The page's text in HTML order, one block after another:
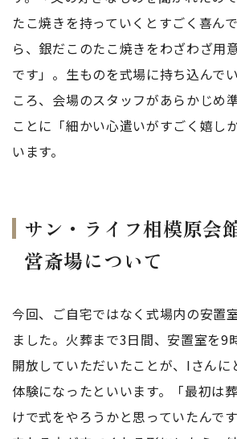
たこ焼きを持っていくとすごく喜ん
ら、銀だこのたこ焼きをわざわざ用
です」。生ものを式場に持ち込んで
ころ、会場のスタッフがあらかじめ
ことに「細かい心遣いがすごく嬉し
います。
サン・ライフ相模原会
営斎場について
今回、ご自宅ではなく式場内の安置
ました。火葬まで3日間、安置室を9
開放していただいたことが、Iさんに
体験になったといいます。「最初は
けで式をやろうかと思っていたんで